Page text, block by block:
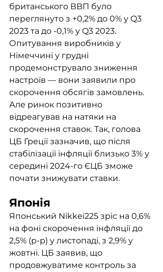
британського ВВП було
переглянуто з +0,2% до 0% у Q3
2023 та до -0,1% у Q3 2023.
Опитування виробників у
Німеччині у грудні
продемонструвало зниження
настроїв — вони заявили про
скорочення обсягів замовлень.
Але ринок позитивно
відреагував на натяки на
скорочення ставок. Так, голова
ЦБ Греції зазначив, що після
стабілізації інфляції близько 3% у
середині 2024-го ЄЦБ зможе
почати знижувати ставки.
Японія
Японський Nikkei225 зріс на 0,6%
на фоні скорочення інфляції до
2,5% (р-р) у листопаді, з 2,9% у
жовтні. ЦБ заявив, що
продовжуватиме контроль за